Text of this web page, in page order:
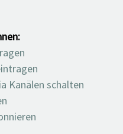
Kanälen schalten